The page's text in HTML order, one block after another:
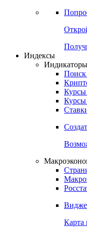
Индексы
Поиск
Курсы
Курсы
Карта